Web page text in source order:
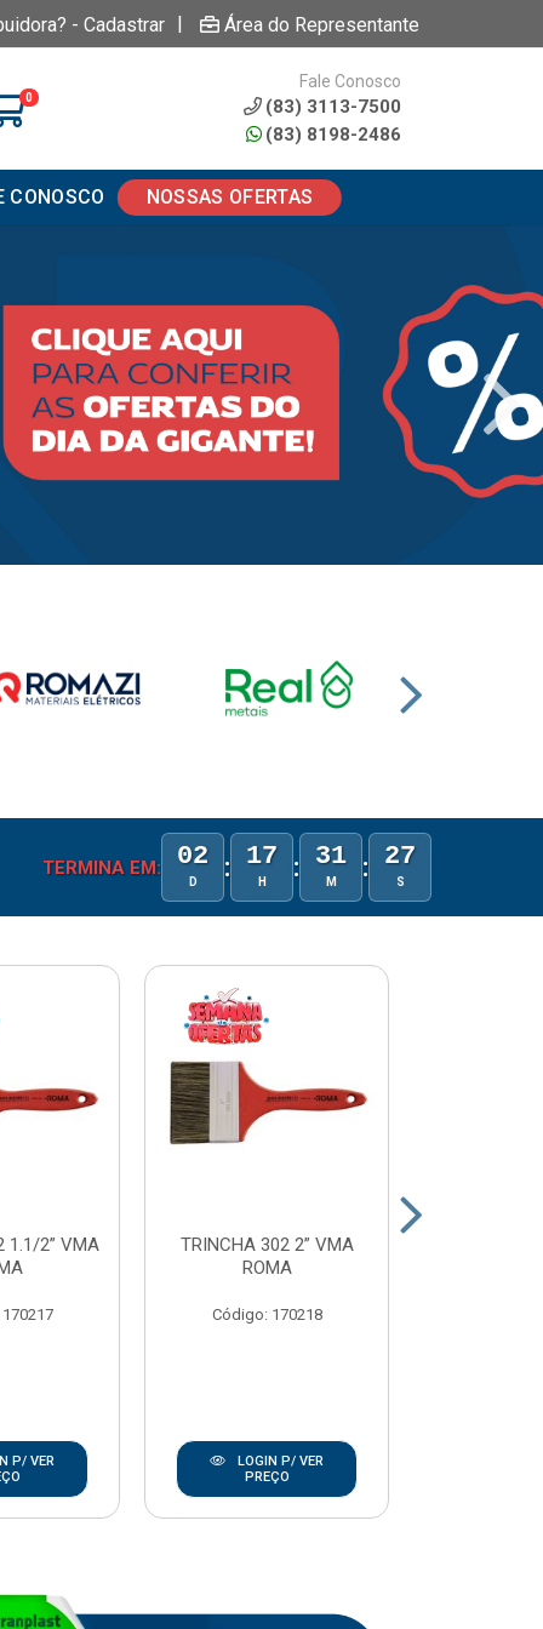
- Cadastrar | Área do Representante
0
Fale Conosco
(83) 3113-7500
(83) 8198-2486
CONOSCO NOSSAS OFERTAS
TERMINA EM: 02
D : 17
H : 31
M : 26
S
1.1/2” VMA
P/ VER
TRINCHA 302 2” VMA
ROMA
Código: 170218
LOGIN P/ VER
PREÇO